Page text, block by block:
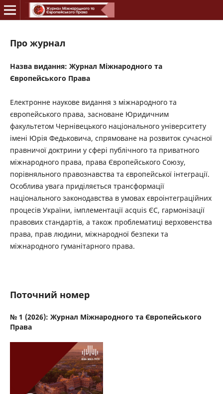
Про журнал
Назва видання: Журнал Міжнародного та
Європейського Права
Електронне наукове видання з міжнародного та
європейського права, засноване Юридичним
факультетом Чернівецького національного університету
імені Юрія Федьковича, спрямоване на розвиток сучасної
правничої доктрини у сфері публічного та приватного
міжнародного права, права Європейського Союзу,
порівняльного правознавства та європейської інтеграції.
Особлива увага приділяється трансформації
національного законодавства в умовах євроінтеграційних
процесів України, імплементації acquis ЄС, гармонізації
правових стандартів, а також проблематиці верховенства
права, прав людини, міжнародної безпеки та
міжнародного гуманітарного права.
Поточний номер
№ 1 (2026): Журнал Міжнародного та Європейського
Права